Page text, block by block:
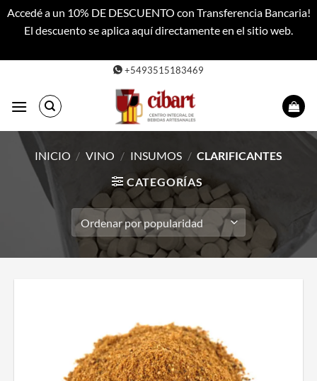
Accedé a un 10% DE DESCUENTO con Transferencia Bancaria!
El descuento se aplica aquí directamente en el sitio web.
contenido
+5493515183469
INICIO / VINO / INSUMOS / CLARIFICANTES
CATEGORÍAS